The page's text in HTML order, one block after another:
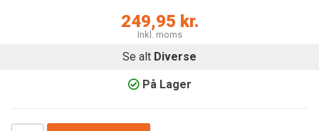
249,95 kr.
Inkl. moms
Se alt Diverse
På Lager